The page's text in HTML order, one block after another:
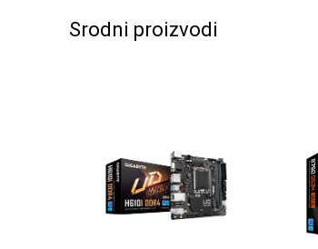
Srodni proizvodi